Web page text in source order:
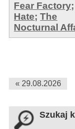
Fear Factory;
Hate;The
Nocturnal
« 29.08.2026
Szukaj